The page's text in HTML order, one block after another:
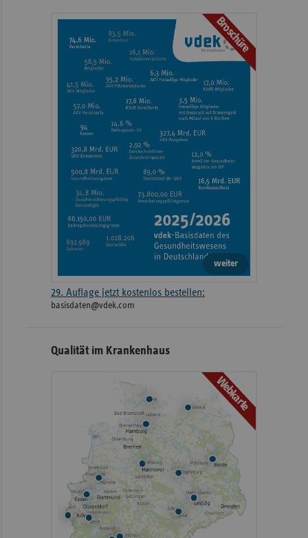
Informationen
Broschüre
weiter
29. Auflage jetzt kostenlos bestellen:
basisdaten@vdek.com
Qualität im Krankenhaus
Webkarte